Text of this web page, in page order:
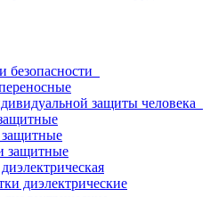
безопасности
защиты человека
защитные
диэлектрические